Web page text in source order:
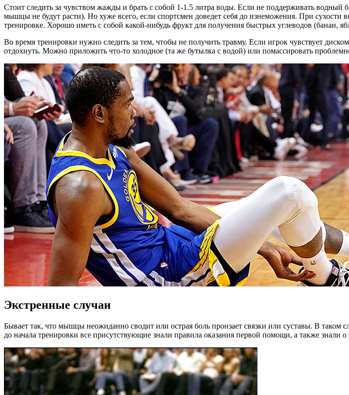
Стоит следить за чувством жажды и брать с собой 1-1.5 литра воды. Если не поддерживать водный
мышцы не будут расти). Но хуже всего, если спортсмен доведет себя до изнеможения. При сухости
тренировке. Хорошо иметь с собой какой-нибудь фрукт для получения быстрых углеводов (банан,
Во время тренировки нужно следить за тем, чтобы не получить травму. Если игрок чувствует
отдохнуть. Можно приложить что-то холодное (та же бутылка с водой) или помассировать
Экстренные случаи
Бывает так, что мышцы неожиданно сводит или острая боль пронзает связки или суставы. В таком
до начала тренировки все присутствующие знали правила оказания первой помощи, а также знали